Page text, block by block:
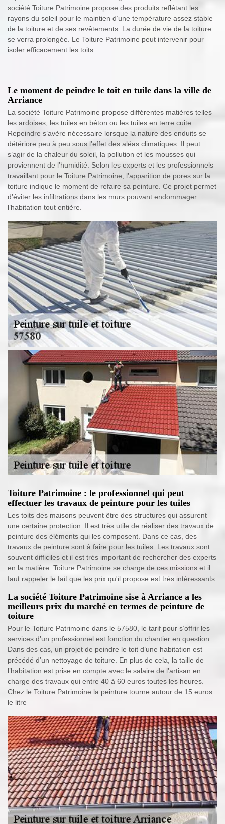
société Toiture Patrimoine propose des produits reflétant les
rayons du soleil pour le maintien d’une température assez stable
de la toiture et de ses revêtements. La durée de vie de la toiture
se verra prolongée. Le Toiture Patrimoine peut intervenir pour
isoler efficacement les toits.
Le moment de peindre le toit en tuile dans la ville de
Arriance
La société Toiture Patrimoine propose différentes matières telles
les ardoises, les tuiles en béton ou les tuiles en terre cuite.
Repeindre s’avère nécessaire lorsque la nature des enduits se
détériore peu à peu sous l’effet des aléas climatiques. Il peut
s’agir de la chaleur du soleil, la pollution et les mousses qui
proviennent de l’humidité. Selon les experts et les professionnels
travaillant pour le Toiture Patrimoine, l’apparition de pores sur la
toiture indique le moment de refaire sa peinture. Ce projet permet
d’éviter les infiltrations dans les murs pouvant endommager
l’habitation tout entière.
Toiture Patrimoine : le professionnel qui peut
effectuer les travaux de peinture pour les tuiles
Les toits des maisons peuvent être des structures qui assurent
une certaine protection. Il est très utile de réaliser des travaux de
peinture des éléments qui les composent. Dans ce cas, des
travaux de peinture sont à faire pour les tuiles. Les travaux sont
souvent difficiles et il est très important de rechercher des experts
en la matière. Toiture Patrimoine se charge de ces missions et il
faut rappeler le fait que les prix qu'il propose est très intéressants.
La société Toiture Patrimoine sise à Arriance a les
meilleurs prix du marché en termes de peinture de
toiture
Pour le Toiture Patrimoine dans le 57580, le tarif pour s’offrir les
services d’un professionnel est fonction du chantier en question.
Dans des cas, un projet de peindre le toit d’une habitation est
précédé d’un nettoyage de toiture. En plus de cela, la taille de
l’habitation est prise en compte avec le salaire de l’artisan en
charge des travaux qui entre 40 à 60 euros toutes les heures.
Chez le Toiture Patrimoine la peinture tourne autour de 15 euros
le litre